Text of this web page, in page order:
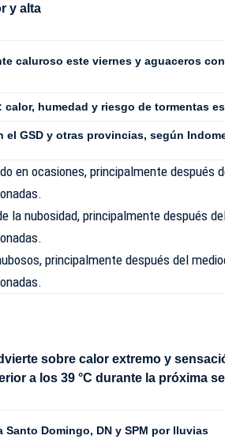
y alta
caluroso este viernes y aguaceros
calor, humedad y riesgo de tormentas
el GSD y otras provincias, según
en ocasiones, principalmente después
la nubosidad, principalmente después
principalmente después del
sobre calor extremo y
a los 39 °C durante la próxima
Santo Domingo, DN y SPM por lluvias